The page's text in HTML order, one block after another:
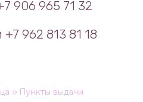
906 965 71 32
962 813 81 18
» Пункты выдачи